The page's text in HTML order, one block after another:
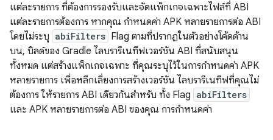
แต่ละรายการ ที่ต้องการรองรับและจัดแพ็กเกจเฉพาะไฟล์ที่ ABI
แต่ละรายการต้องการ หากคุณ กำหนดค่า APK หลายรายการต่อ ABI
โดยไม่ระบุ abiFilters Flag ตามที่ปรากฏในตัวอย่างโค้ดด้าน
บน, บิลด์ของ Gradle ไลบรารีเนทีฟเวอร์ชัน ABI ที่สนับสนุน
ทั้งหมด แต่สร้างแพ็กเกจเฉพาะ ที่คุณระบุไว้ในการกำหนดค่า APK
หลายรายการ เพื่อหลีกเลี่ยงการสร้างเวอร์ชัน ไลบรารีเนทีฟที่คุณไม่
ต้องการ ให้รายการ ABI เดียวกันสำหรับ ทั้ง Flag abiFilters
และ APK หลายรายการต่อ ABI ของคุณ การกำหนดค่า